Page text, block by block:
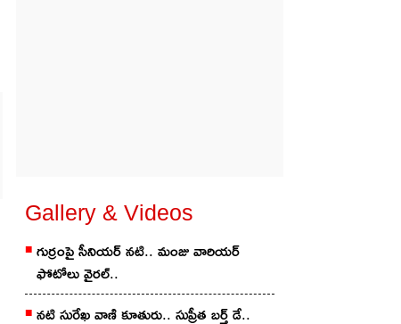
Gallery & Videos
గుర్రంపై సీనియ‌ర్ న‌టి.. మంజు వారియ‌ర్
ఫోటోలు వైర‌ల్..
న‌టి సురేఖ వాణి కూతురు.. సుప్రీత బ‌ర్త్ డే..